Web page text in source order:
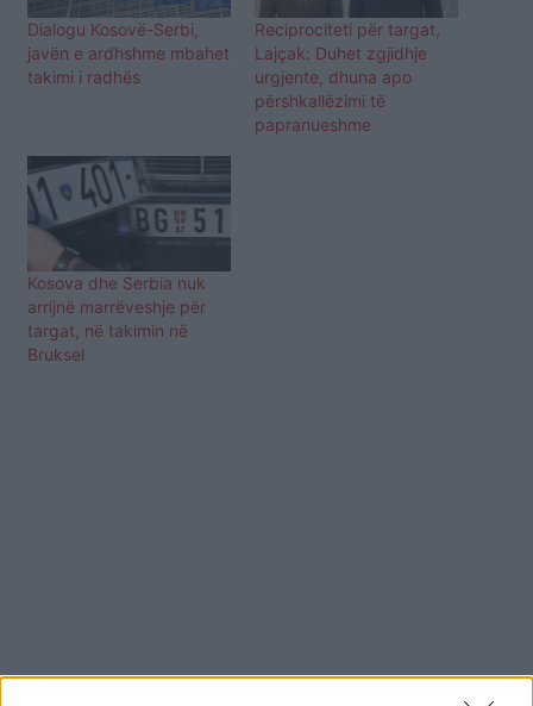
Dialogu Kosovë-Serbi,
javën e ardhshme mbahet
takimi i radhës
Reciprociteti për targat,
Lajçak: Duhet zgjidhje
urgjente, dhuna apo
përshkallëzimi të
papranueshme
Kosova dhe Serbia nuk
arrijnë marrëveshje për
targat, në takimin në
Bruksel